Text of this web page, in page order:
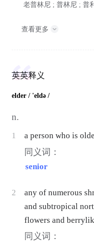
老普林尼 ; 普林尼 ; 普
查看更多
英英释义
elder / 'eldə /
n.
1 a person who is
同义词：
senior
2
any of numerous
and subtropical
flowers and
同义词：